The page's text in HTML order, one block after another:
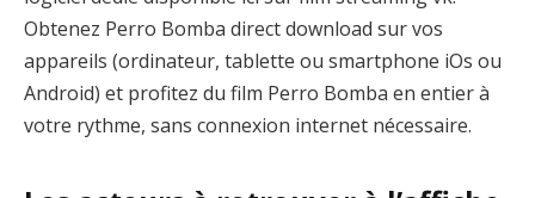
Obtenez Perro Bomba direct download sur vos
appareils (ordinateur, tablette ou smartphone iOs ou
Android) et profitez du film Perro Bomba en entier à
votre rythme, sans connexion internet nécessaire.